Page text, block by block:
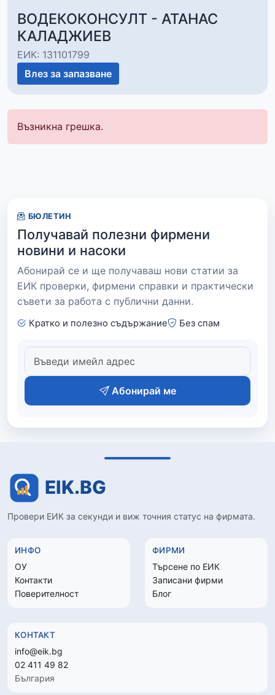
ВОДЕКОКОНСУЛТ - АТАНАС
КАЛАДЖИЕВ
ЕИК: 131101799
Влез за запазване
Възникна грешка.
БЮЛЕТИН
Получавай полезни фирмени
новини и насоки
Абонирай се и ще получаваш нови статии за
ЕИК проверки, фирмени справки и практически
съвети за работа с публични данни.
Кратко и полезно съдържание Без спам
Абонирай ме
Провери ЕИК за секунди и виж точния статус на фирмата.
ИНФО
ОУ
Контакти
Поверителност
ФИРМИ
Търсене по ЕИК
Записани фирми
Блог
КОНТАКТ
info@eik.bg
02 411 49 82
България